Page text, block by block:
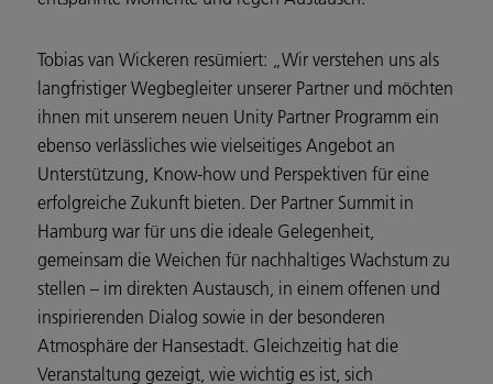
Tobias van Wickeren resümiert: „Wir verstehen uns als
langfristiger Wegbegleiter unserer Partner und möchten
ihnen mit unserem neuen Unity Partner Programm ein
ebenso verlässliches wie vielseitiges Angebot an
Unterstützung, Know-how und Perspektiven für eine
erfolgreiche Zukunft bieten. Der Partner Summit in
Hamburg war für uns die ideale Gelegenheit,
gemeinsam die Weichen für nachhaltiges Wachstum zu
stellen – im direkten Austausch, in einem offenen und
inspirierenden Dialog sowie in der besonderen
Atmosphäre der Hansestadt. Gleichzeitig hat die
Veranstaltung gezeigt, wie wichtig es ist, sich